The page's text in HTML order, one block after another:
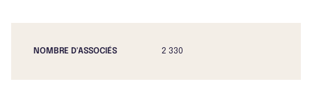
NOMBRE D'ASSOCIÉS 2 330